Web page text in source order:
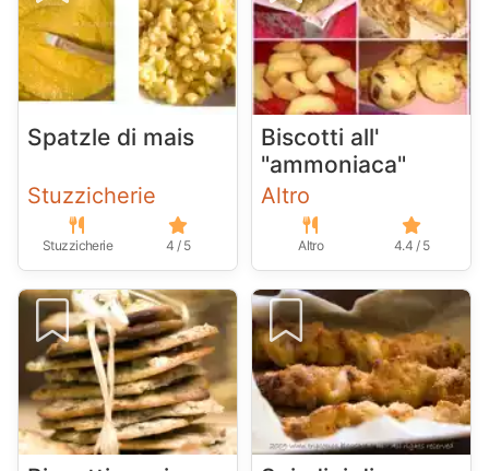
Spatzle di mais
Stuzzicherie
Stuzzicherie 4 / 5
Biscotti all'
"ammoniaca"
Altro
Altro 4.4 / 5